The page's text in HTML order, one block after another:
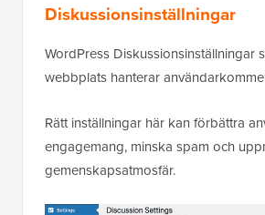
Diskussionsinställningar
WordPress Diskussionsinställningar
webbplats hanterar
Rätt inställningar här kan förbättra
engagemang, minska spam och
gemenskapsatmosfär.